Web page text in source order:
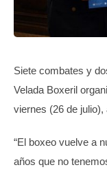
Siete combates y
Velada Boxeril
viernes (26 de
“El boxeo vuelve a
años que no